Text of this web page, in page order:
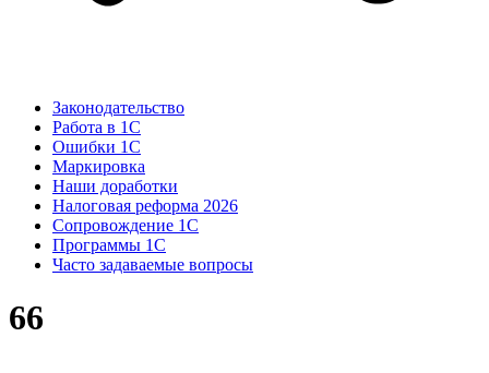
Законодательство
Работа в 1С
Ошибки 1С
Маркировка
Наши доработки
Налоговая реформа 2026
Сопровождение 1С
Программы 1С
Часто задаваемые вопросы
66